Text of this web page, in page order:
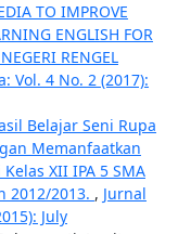
TO IMPROVE
ENGLISH FOR
RENGEL
Vol. 4 No. 2 (2017):
Belajar Seni Rupa
Memanfaatkan
XII IPA 5 SMA
2012/2013. , Jurnal
July